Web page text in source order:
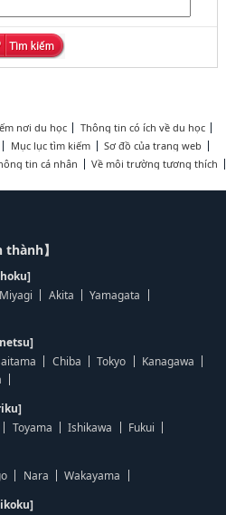
nơi du học
Thông tin có ích về du học
Mục lục tìm kiếm
Sơ đồ của trang web
tin cá nhân Về môi trường tương thích
】
Miyagi Akita
Yamagata
Chiba Tokyo
Kanagawa
Toyama Ishikawa
Fukui
Nara
Wakayama